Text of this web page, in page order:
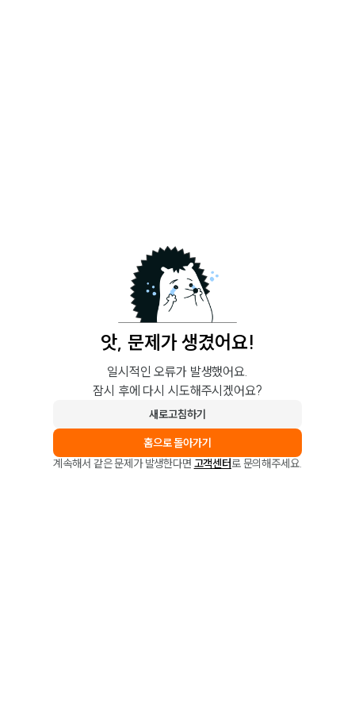
앗, 문제가 생겼어요!
일시적인 오류가 발생했어요.
잠시 후에 다시 시도해주시겠어요?
새로고침하기
홈으로 돌아가기
계속해서 같은 문제가 발생한다면 고객센터로 문의해주세요.